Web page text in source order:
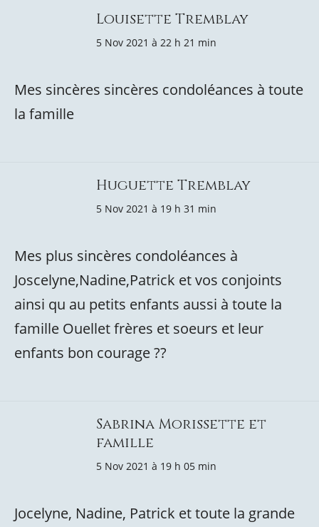
Louisette Tremblay
5 Nov 2021 à 22 h 21 min
Mes sincères sincères condoléances à toute
la famille
Huguette Tremblay
5 Nov 2021 à 19 h 31 min
Mes plus sincères condoléances à
Joscelyne,Nadine,Patrick et vos conjoints
ainsi qu au petits enfants aussi à toute la
famille Ouellet frères et soeurs et leur
enfants bon courage ??
Sabrina Morissette et
famille
5 Nov 2021 à 19 h 05 min
Jocelyne, Nadine, Patrick et toute la grande